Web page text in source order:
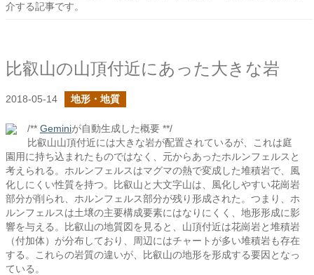
介する記事です。
比叡山の山頂付近にあった大きな岩
2018-05-14 地形・地質
/** Geminiが自動生成した概要 **/
比叡山山頂付近には大きな岩が配置されているが、これは庭
園用に持ち込まれたものではなく、元からあったホルンフェルスと
考えられる。ホルンフェルスはマグマの熱で変成した堆積岩で、風
化しにくい性質を持つ。比叡山と大文字山は、風化しやすい花崗岩
部分が削られ、ホルンフェルス部分が残り形成された。つまり、ホ
ルンフェルスは土壌の主要構成要素にはなりにくく、地形形成に影
響を与える。比叡山の地質図を見ると、山頂付近は花崗岩と堆積岩
（付加体）が分布しており、周辺にはチャートが多い堆積岩も存在
する。これらの岩質の違いが、比叡山の地形を形成する要因となっ
ている。